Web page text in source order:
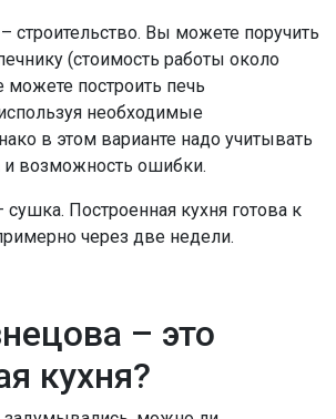
строительство. Вы можете поручить
ечнику (стоимость работы около
построить печь
необходимые
в этом варианте надо учитывать
и возможность ошибки.
Построенная кухня готова к
через две недели.
– это
кухня?